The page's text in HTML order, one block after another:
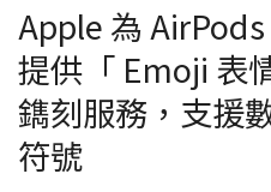
Apple 為
提供「 Emoji 表
鐫刻服務，支援
符號